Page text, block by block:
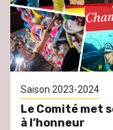
Saison 2023-2024
Le Comité met
à l’honneur